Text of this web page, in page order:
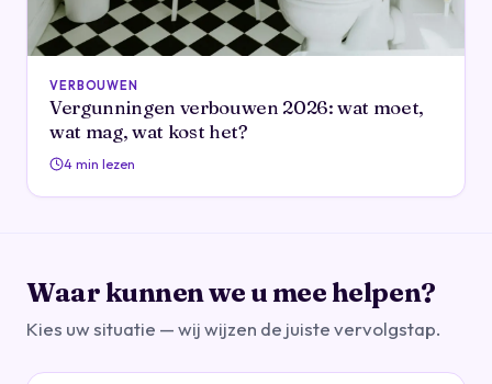
VERBOUWEN
Vergunningen verbouwen 2026: wat moet,
wat mag, wat kost het?
4 min lezen
Waar kunnen we u mee helpen?
Kies uw situatie — wij wijzen de juiste vervolgstap.